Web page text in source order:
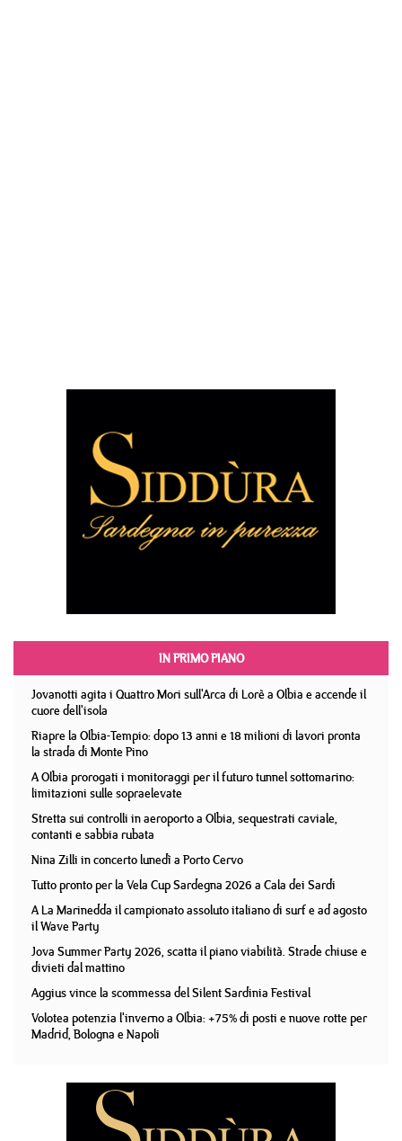
IN PRIMO PIANO
Jovanotti agita i Quattro Mori sull'Arca di Lorè a Olbia e accende il
cuore dell'isola
Riapre la Olbia-Tempio: dopo 13 anni e 18 milioni di lavori pronta
la strada di Monte Pino
A Olbia prorogati i monitoraggi per il futuro tunnel sottomarino:
limitazioni sulle sopraelevate
Stretta sui controlli in aeroporto a Olbia, sequestrati caviale,
contanti e sabbia rubata
Nina Zilli in concerto lunedì a Porto Cervo
Tutto pronto per la Vela Cup Sardegna 2026 a Cala dei Sardi
A La Marinedda il campionato assoluto italiano di surf e ad agosto
il Wave Party
Jova Summer Party 2026, scatta il piano viabilità. Strade chiuse e
divieti dal mattino
Aggius vince la scommessa del Silent Sardinia Festival
Volotea potenzia l'inverno a Olbia: +75% di posti e nuove rotte per
Madrid, Bologna e Napoli